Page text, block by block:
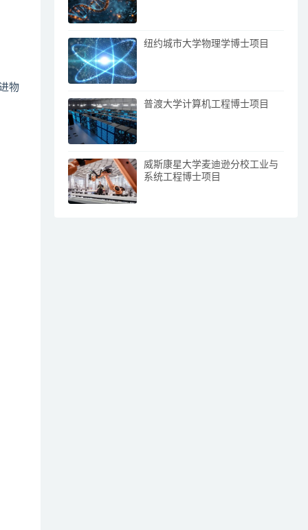
物
纽约城市大学物理学博士项目
普渡大学计算机工程博士项目
威斯康星大学麦迪逊分校工业与
系统工程博士项目